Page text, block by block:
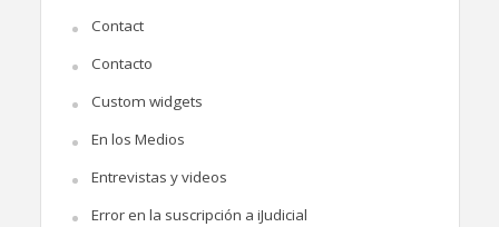
Contact
Contacto
Custom widgets
En los Medios
Entrevistas y videos
Error en la suscripción a iJudicial